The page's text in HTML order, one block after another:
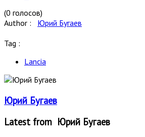
(0 голосов)
Author : Юрий Бугаев
Tag :
Lancia
Юрий Бугаев
Latest from Юрий Бугаев